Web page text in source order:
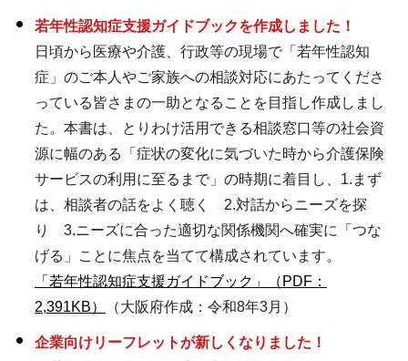
若年性認知症支援ガイドブックを作成しました！
日頃から医療や介護、行政等の現場で「若年性認知
症」のご本人やご家族への相談対応にあたってくださ
っている皆さまの一助となることを目指し作成しまし
た。本書は、とりわけ活用できる相談窓口等の社会資
源に幅のある「症状の変化に気づいた時から介護保険
サービスの利用に至るまで」の時期に着目し、1.まず
は、相談者の話をよく聴く 2.対話からニーズを探
り 3.ニーズに合った適切な関係機関へ確実に「つな
げる」ことに焦点を当てて構成されています。
「若年性認知症支援ガイドブック」（PDF：
2,391KB）
（大阪府作成：令和8年3月）
企業向けリーフレットが新しくなりました！